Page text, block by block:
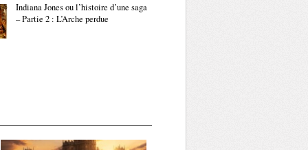
Indiana Jones ou l’histoire d’une saga
– Partie 2 : L’Arche perdue